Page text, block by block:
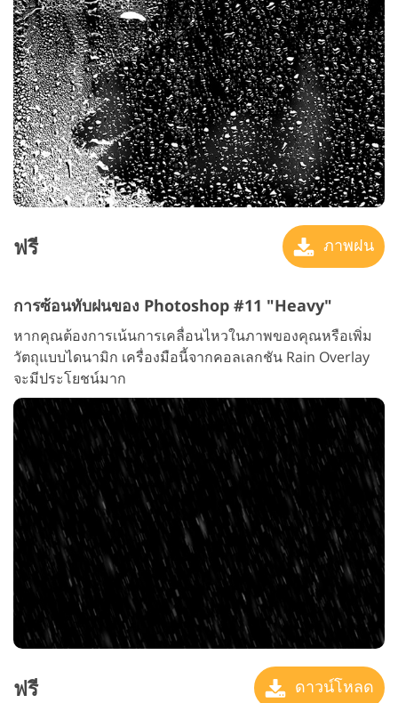
ฟรี ภาพฝน
การซ้อนทับฝนของ Photoshop #11 "Heavy"
หากคุณต้องการเน้นการเคลื่อนไหวในภาพของคุณหรือเพิ่ม
วัตถุแบบไดนามิก เครื่องมือนี้จากคอลเลกชัน Rain Overlay
จะมีประโยชน์มาก
ฟรี ดาวน์โหลด